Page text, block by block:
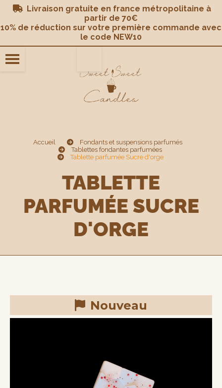
 Livraison gratuite en france métropolitaine à
partir de 70€
10% de réduction sur votre première commande avec
le code NEW10
Accueil
Fondants et suspensions parfumés
Tablettes fondantes parfumées
Tablette parfumée Sucre d'orge
TABLETTE
PARFUMÉE SUCRE
D'ORGE
Nouveau
Panneau de gestion des cookies